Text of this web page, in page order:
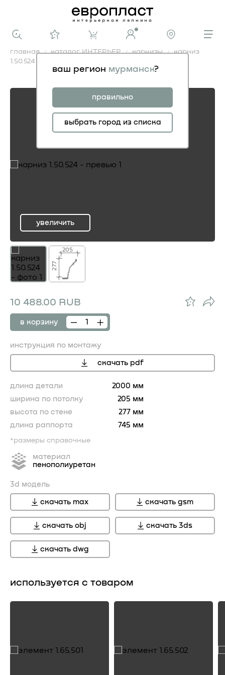
ваш регион мурманск?
правильно
выбрать город из списка
главная каталог ИНТЕРЬЕР карнизы
карниз
1.50.524
карниз 1.50.524
ru
увеличить
205
277
10 488.00 RUB
в корзину
инструкция по монтажу
скачать pdf
длина детали
2000 мм
ширина по потолку
205 мм
высота по стене
277 мм
длина раппорта
745 мм
*размеры справочные
материал
пенополиуретан
3d модель
скачать max скачать gsm
скачать obj скачать 3ds
скачать dwg
используется с товаром